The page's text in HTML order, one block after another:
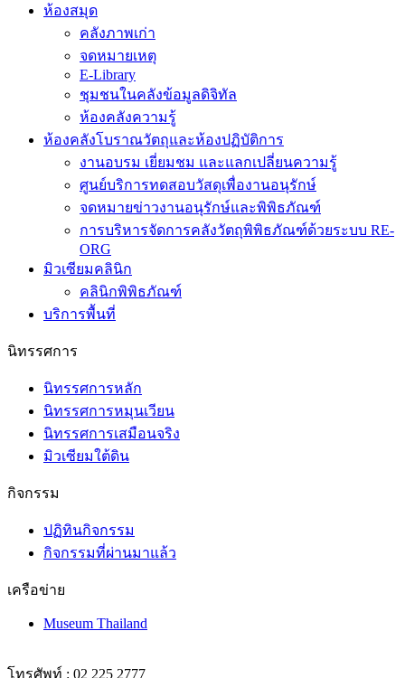
ห้องสมุด
คลังภาพเก่า
จดหมายเหตุ
E-Library
ชุมชนในคลังข้อมูลดิจิทัล
ห้องคลังความรู้
ห้องคลังโบราณวัตถุและห้องปฏิบัติการ
งานอบรม เยี่ยมชม และแลกเปลี่ยนความรู้
ศูนย์บริการทดสอบวัสดุเพื่องานอนุรักษ์
จดหมายข่าวงานอนุรักษ์และพิพิธภัณฑ์
การบริหารจัดการคลังวัตถุพิพิธภัณฑ์ด้วยระบบ RE-
ORG
มิวเซียมคลินิก
คลินิกพิพิธภัณฑ์
บริการพื้นที่
นิทรรศการ
นิทรรศการหลัก
นิทรรศการหมุนเวียน
นิทรรศการเสมือนจริง
มิวเซียมใต้ดิน
กิจกรรม
ปฏิทินกิจกรรม
กิจกรรมที่ผ่านมาแล้ว
เครือข่าย
Museum Thailand
โทรศัพท์ : 02 225 2777